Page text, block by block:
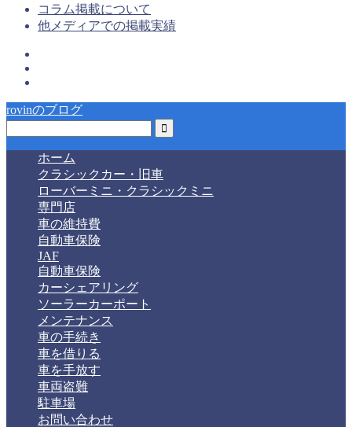
コラム掲載について
他メディアでの掲載実績
rovinのブログ
ホーム
クラシックカー・旧車
ローバーミニ・クラシックミニ
専門店
車の維持費
自動車保険
JAF
自動車保険
カーシェアリング
ソーラーカーポート
メンテナンス
車の手続き
車を借りる
車を手放す
車両盗難
駐車場
お問い合わせ